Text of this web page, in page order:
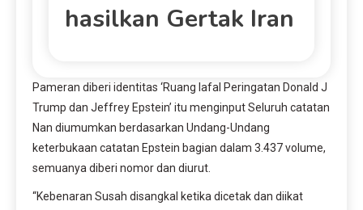
hasilkan Gertak Iran
Pameran diberi identitas ‘Ruang lafal Peringatan Donald J
Trump dan Jeffrey Epstein’ itu menginput Seluruh catatan
Nan diumumkan berdasarkan Undang-Undang
keterbukaan catatan Epstein bagian dalam 3.437 volume,
semuanya diberi nomor dan diurut.
“Kebenaran Susah disangkal ketika dicetak dan diikat